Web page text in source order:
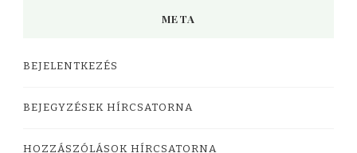
META
BEJELENTKEZÉS
BEJEGYZÉSEK HÍRCSATORNA
HOZZÁSZÓLÁSOK HÍRCSATORNA